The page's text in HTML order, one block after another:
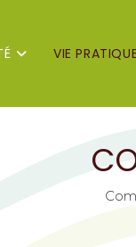
VIE PRATIQUE